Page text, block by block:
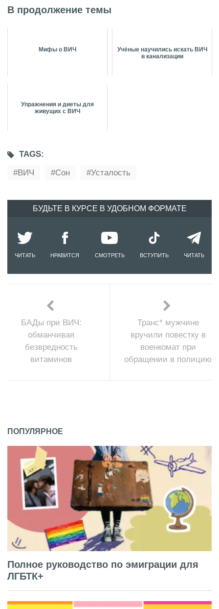
В продолжение темы
Мифы о ВИЧ
Учёные научились искать ВИЧ
в канализации
Упражнения и диеты для
живущих с ВИЧ
TAGS:
ВИЧ
Сон Усталость
БУДЬТЕ В КУРСЕ В УДОБНОМ ФОРМАТЕ
ЧИТАТЬ НРАВИТСЯ СМОТРЕТЬ ВСТУПИТЬ ЧИТАТЬ
БАДы при ВИЧ:
обманчивая
безвредность
витаминов
Транс* мужчине
вручили повестку в
военкомат при
обращении в полицию
ПОПУЛЯРНОЕ
Полное руководство по эмиграции для
ЛГБТК+